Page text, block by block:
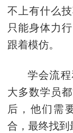
不上有什么
只能身体力
跟着模仿。
学会流
大多数学员
后，他们需
合，最终找到